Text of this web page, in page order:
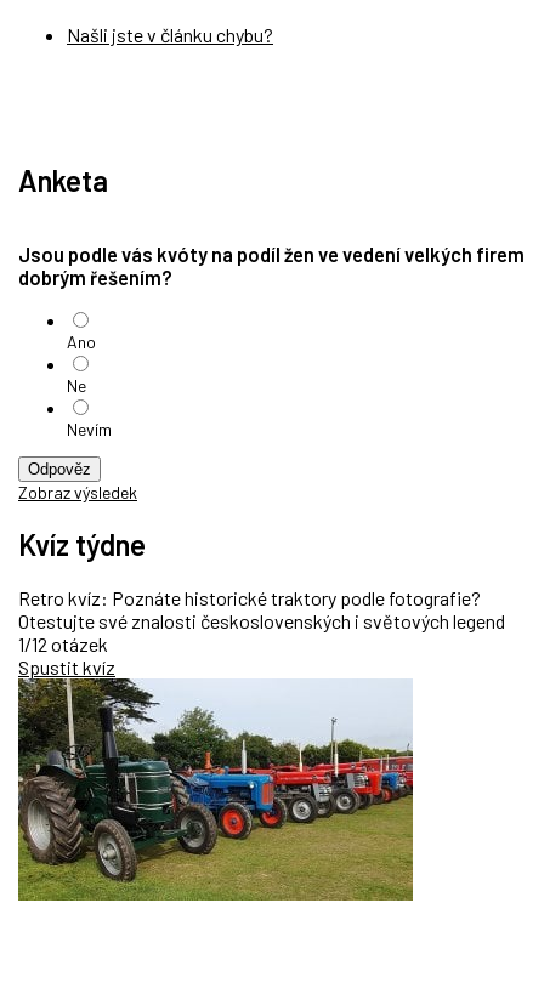
Našli jste v článku chybu?
Anketa
Jsou podle vás kvóty na podíl žen ve vedení velkých firem
dobrým řešením?
Ano
Ne
Nevím
Odpověz
Zobraz výsledek
Kvíz týdne
Retro kvíz: Poznáte historické traktory podle fotografie?
Otestujte své znalosti československých i světových legend
1/12 otázek
Spustit kvíz